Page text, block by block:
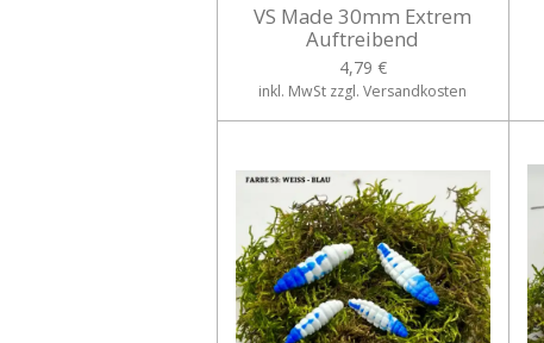
VS Made 30mm Extrem
Auftreibend
4,79 €
inkl. MwSt zzgl. Versandkosten